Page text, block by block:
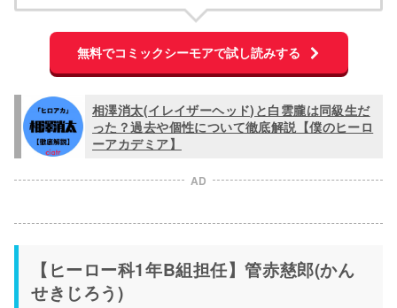
無料でコミックシーモアで試し読みする
相澤消太(イレイザーヘッド)と白雲朧は同級生だ
った？過去や個性について徹底解説【僕のヒーロ
ーアカデミア】
AD
【ヒーロー科1年B組担任】管赤慈郎(かん
せきじろう)